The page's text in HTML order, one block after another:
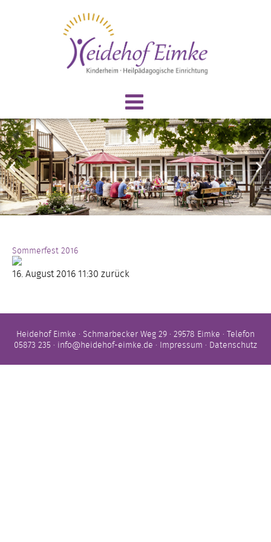
Sommerfest 2016
16. August 2016 11:30 zurück
Heidehof Eimke · Schmarbecker Weg 29 · 29578 Eimke · Telefon
05873 235 · info@heidehof-eimke.de · Impressum · Datenschutz